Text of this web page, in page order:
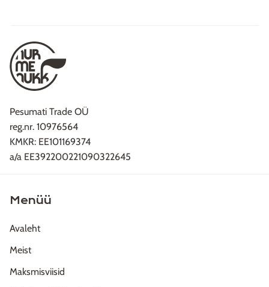
Pesumati Trade OÜ
reg.nr. 10976564
KMKR: EE101169374
a/a EE392200221090322645
Menüü
Avaleht
Meist
Maksmisviisid